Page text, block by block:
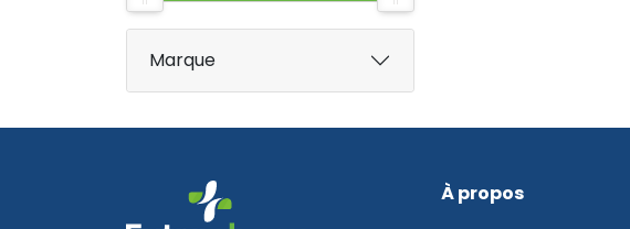
Marque
À propos